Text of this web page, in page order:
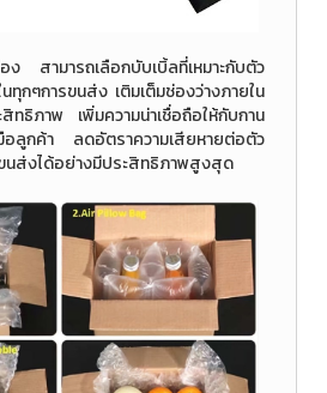
ง สามารถเลือกบับเบิ้ลที่เหมาะกับตัว
ทุกๆการขนส่ง เติมเต็มช่องว่างภายใน
ทธิภาพ เพิ่มความน่าเชื่อถือให้กับกาน
ลูกค้า ลดอัตราความเสียหายต่อตัว
นส่งได้อย่างมีประสิทธิภาพสูงสุด